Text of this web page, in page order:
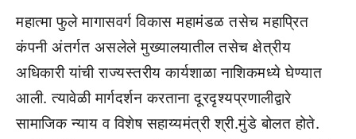
महात्मा फुले मागासवर्ग विकास महामंडळ तसेच महाप्रित
कंपनी अंतर्गत असलेले मुख्यालयातील तसेच क्षेत्रीय
अधिकारी यांची राज्यस्तरीय कार्यशाळा नाशिकमध्ये घेण्यात
आली. त्यावेळी मार्गदर्शन करताना दूरदृश्यप्रणालीद्वारे
सामाजिक न्याय व विशेष सहाय्यमंत्री श्री.मुंडे बोलत होते.